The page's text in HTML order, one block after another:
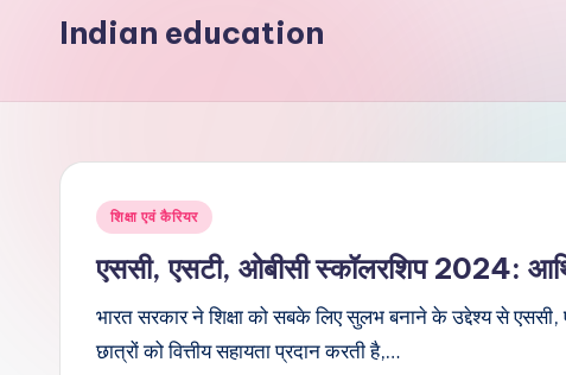
समाचार
–
और
विश्व
Indian education
Posted
शिक्षा एवं कैरियर
एससी, एसटी, ओबीसी स्कॉलरशिप 2024:
भारत सरकार ने शिक्षा को सबके लिए सुलभ बनाने के उद्देश्य से
छात्रों को वित्तीय सहायता प्रदान करती है,…